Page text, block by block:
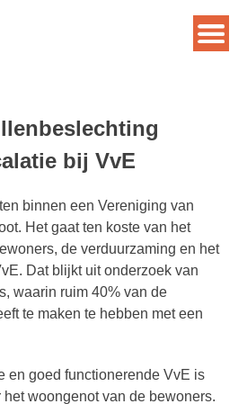
bij VvE
binnen een Vereniging van
Het gaat ten koste van het
de verduurzaming en het
Dat blijkt uit onderzoek van
waarin ruim 40% van de
te maken te hebben met een
en goed functionerende VvE is
woongenot van de bewoners.